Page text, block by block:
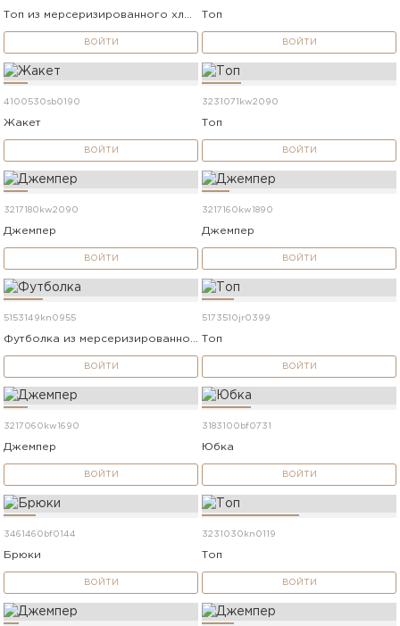
ВОЙТИ
Топ
ВОЙТИ
4100530sb0190
Жакет
ВОЙТИ
3231071kw2090
Топ
ВОЙТИ
3217180kw2090
Джемпер
ВОЙТИ
3217160kw1890
Джемпер
ВОЙТИ
5153149kn0955
ВОЙТИ
5173510jr0399
Топ
ВОЙТИ
3217060kw1690
Джемпер
ВОЙТИ
3183100bf0731
Юбка
ВОЙТИ
3461460bf0144
Брюки
ВОЙТИ
3231030kn0119
Топ
ВОЙТИ